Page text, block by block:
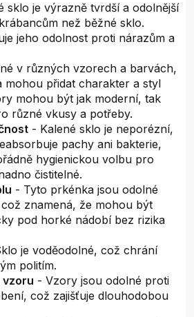
sklo je výrazně tvrdší a odolnější
než běžné sklo.
jeho odolnost proti nárazům a
v různých vzorech a barvách,
mohou přidat charakter a styl
mohou být jak moderní, tak
různé vkusy a potřeby.
- Kalené sklo je neporézní,
pachy ani bakterie,
hygienickou volbu pro
čistitelné.
- Tyto prkénka jsou odolné
znamená, že mohou být
pod horké nádobí bez rizika
je voděodolné, což chrání
politím.
vzoru - Vzory jsou odolné proti
což zajišťuje dlouhodobou